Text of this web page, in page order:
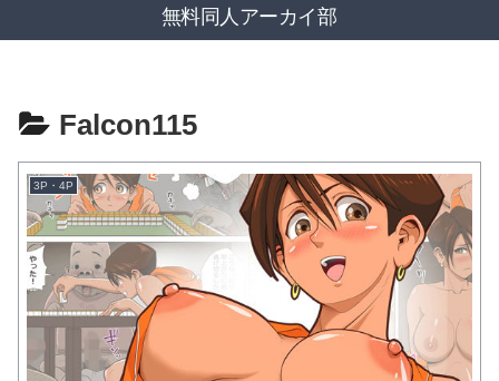
無料同人アーカイ部
Falcon115
3P・4P